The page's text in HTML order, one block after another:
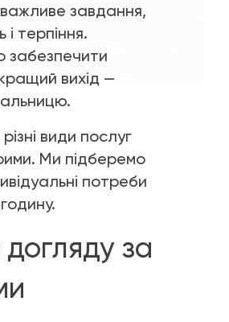
завдання,
терпіння.
вихід —
види послуг
Ми підберемо
потреби
за